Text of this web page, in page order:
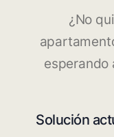
¿No
esperando
Solución